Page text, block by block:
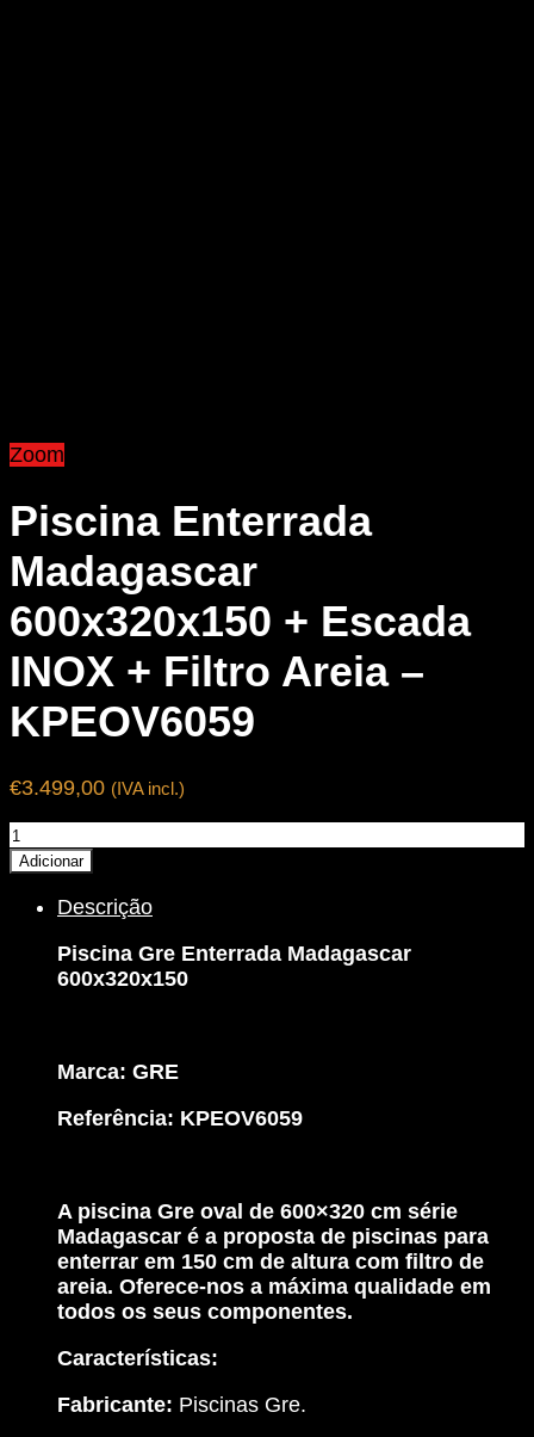
Zoom
Piscina Enterrada
Madagascar
600x320x150 + Escada
INOX + Filtro Areia –
KPEOV6059
€3.499,00 (IVA incl.)
Quantidade
de
Enterrada
600x320x150
Adicionar
Descrição
Piscina Gre Enterrada Madagascar
600x320x150
Marca: GRE
Referência: KPEOV6059
A piscina Gre oval de 600×320 cm série
Madagascar é a proposta de piscinas para
enterrar em 150 cm de altura com filtro de
areia. Oferece-nos a máxima qualidade em
todos os seus componentes.
Características:
Fabricante: Piscinas Gre.